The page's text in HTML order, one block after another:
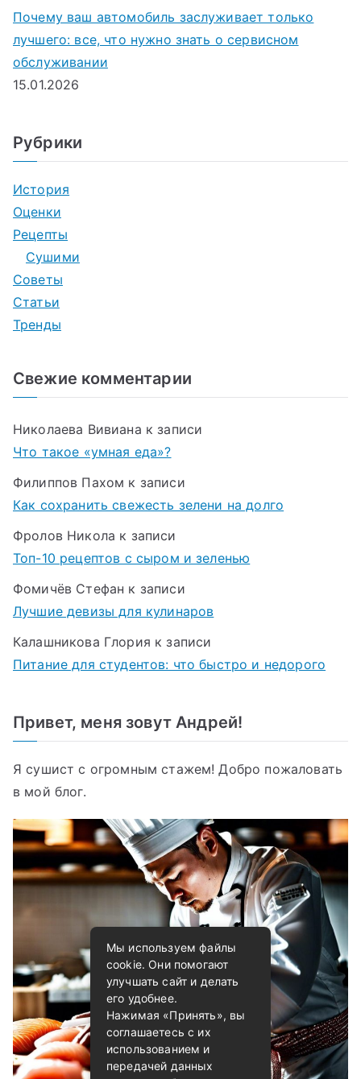
Почему ваш автомобиль заслуживает только
лучшего: все, что нужно знать о сервисном
обслуживании
15.01.2026
Рубрики
История
Оценки
Рецепты
Сушими
Советы
Статьи
Тренды
Свежие комментарии
Николаева Вивиана к записи
Что такое «умная еда»?
Филиппов Пахом к записи
Как сохранить свежесть зелени на долго
Фролов Никола к записи
Топ-10 рецептов с сыром и зеленью
Фомичёв Стефан к записи
Лучшие девизы для кулинаров
Калашникова Глория к записи
Питание для студентов: что быстро и недорого
Привет, меня зовут Андрей!
Я сушист с огромным стажем! Добро пожаловать
в мой блог.
Мы используем файлы
cookie. Они помогают
улучшать сайт и делать
его удобнее.
Нажимая «Принять», вы
соглашаетесь с их
использованием и
передачей данных